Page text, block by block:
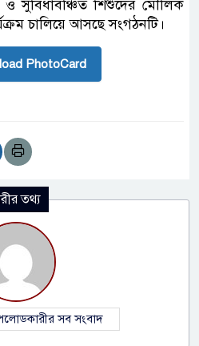
সুবিধাবঞ্চিত শিশুদের মৌলিক
চালিয়ে আসছে সংগঠনটি।
PhotoCard
তথ্য
সব সংবাদ